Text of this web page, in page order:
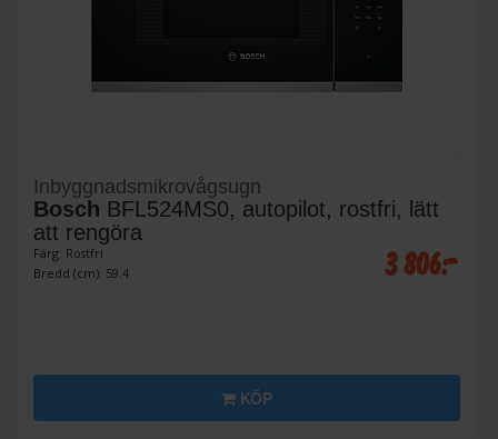
Inbyggnadsmikrovågsugn
Bosch BFL524MS0, autopilot, rostfri, lätt
att rengöra
Färg: Rostfri
Bredd (cm): 59.4
3 806:-
KÖP